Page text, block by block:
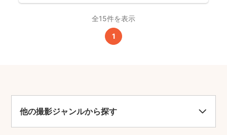
全15件を表示
1
他の撮影ジャンルから探す